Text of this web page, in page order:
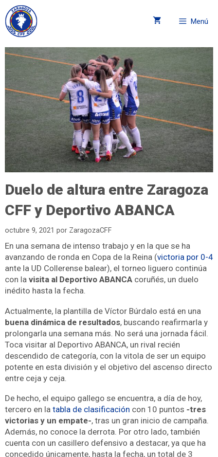
Menú
Duelo de altura entre Zaragoza
CFF y Deportivo ABANCA
octubre 9, 2021 por ZaragozaCFF
En una semana de intenso trabajo y en la que se ha
avanzando de ronda en Copa de la Reina (victoria por 0-4
ante la UD Collerense balear), el torneo liguero continúa
con la visita al Deportivo ABANCA coruñés, un duelo
inédito hasta la fecha.
Actualmente, la plantilla de Víctor Búrdalo está en una
buena dinámica de resultados, buscando reafirmarla y
prolongarla una semana más. No será una jornada fácil.
Toca visitar al Deportivo ABANCA, un rival recién
descendido de categoría, con la vitola de ser un equipo
potente en esta división y el objetivo del ascenso directo
entre ceja y ceja.
De hecho, el equipo gallego se encuentra, a día de hoy,
tercero en la tabla de clasificación con 10 puntos -tres
victorias y un empate-, tras un gran inicio de campaña.
Además, no conoce la derrota. Por otro lado, también
cuenta con un casillero defensivo a destacar, ya que ha
concedido únicamente, hasta la fecha, un total de 3